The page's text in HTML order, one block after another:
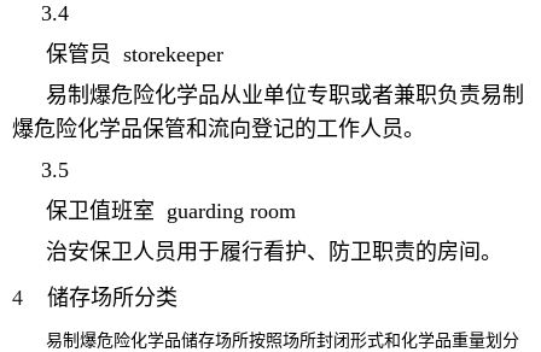
3.4
保管员 storekeeper
易制爆危险化学品从业单位专职或者兼职负责易制
爆危险化学品保管和流向登记的工作人员。
3.5
保卫值班室 guarding room
治安保卫人员用于履行看护、防卫职责的房间。
4
储存场所分类
易制爆危险化学品储存场所按照场所封闭形式和化学品重量划分